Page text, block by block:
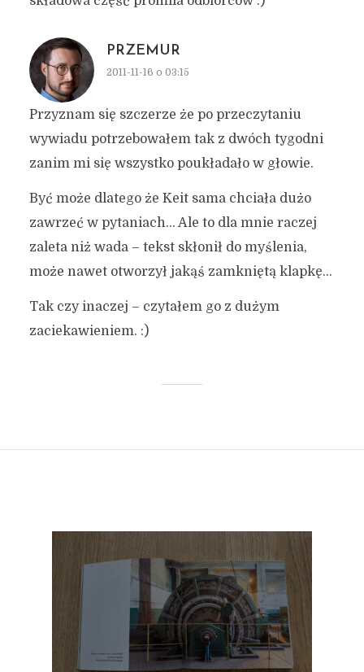
PRZEMUR
2011-11-16 o 03:15
Przyznam się szczerze że po przeczytaniu
wywiadu potrzebowałem tak z dwóch tygodni
zanim mi się wszystko poukładało w głowie.
Być może dlatego że Keit sama chciała dużo
zawrzeć w pytaniach… Ale to dla mnie raczej
zaleta niż wada – tekst skłonił do myślenia,
może nawet otworzył jakąś zamkniętą klapkę…
Tak czy inaczej – czytałem go z dużym
zaciekawieniem. :)